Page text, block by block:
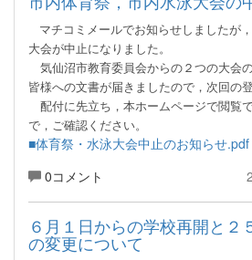
マチコミメールでお知らせしましたが
大会が中止になりました。
気仙沼市教育委員会からの２つの大会
皆様への文書が届きましたので，次回の
配付に先立ち，本ホームページで閲覧
で，ご確認ください。
■体育祭・水泳大会中止のお知らせ.pdf
0コメント
６月１日からの学校再開と２
の変更について